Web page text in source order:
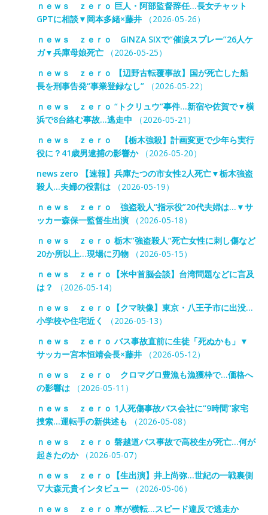
ｎｅｗｓ ｚｅｒｏ 巨人・阿部監督辞任…長女チャット
GPTに相談▼岡本多緒×藤井（2026-05-26）
ｎｅｗｓ ｚｅｒｏ GINZA SIXで“催涙スプレー”26人ケ
ガ▼兵庫母娘死亡（2026-05-25）
ｎｅｗｓ ｚｅｒｏ 【辺野古転覆事故】国が死亡した船
長を刑事告発“事業登録なし”（2026-05-22）
ｎｅｗｓ ｚｅｒｏ “トクリュウ”事件…新宿や佐賀で▼横
浜で8台絡む事故…逃走中 （2026-05-21）
ｎｅｗｓ ｚｅｒｏ 【栃木強殺】計画変更で少年ら実行
役に？41歳男逮捕の影響か（2026-05-20）
news zero 【速報】兵庫たつの市女性2人死亡▼栃木強盗
殺人…夫婦の役割は（2026-05-19）
ｎｅｗｓ ｚｅｒｏ 強盗殺人“指示役”20代夫婦は…▼サ
ッカー森保一監督生出演（2026-05-18）
ｎｅｗｓ ｚｅｒｏ 栃木”強盗殺人”死亡女性に刺し傷など
20か所以上…現場に刃物（2026-05-15）
ｎｅｗｓ ｚｅｒｏ【米中首脳会談】台湾問題などに言及
は？
（2026-05-14）
ｎｅｗｓ ｚｅｒｏ【クマ映像】東京・八王子市に出没…
小学校や住宅近く
（2026-05-13）
ｎｅｗｓ ｚｅｒｏ バス事故直前に生徒「死ぬかも」▼
サッカー宮本恒靖会長×藤井（2026-05-12）
ｎｅｗｓ ｚｅｒｏ クロマグロ豊漁も漁獲枠で…価格へ
の影響は（2026-05-11）
ｎｅｗｓ ｚｅｒｏ 1人死傷事故バス会社に“9時間”家宅
捜索…運転手の新供述も （2026-05-08）
ｎｅｗｓ ｚｅｒｏ 磐越道バス事故で高校生が死亡…何が
起きたのか（2026-05-07）
ｎｅｗｓ ｚｅｒｏ【生出演】井上尚弥…世紀の一戦裏側
▽大森元貴インタビュー（2026-05-06）
ｎｅｗｓ ｚｅｒｏ 車が横転…スピード違反で逃走か